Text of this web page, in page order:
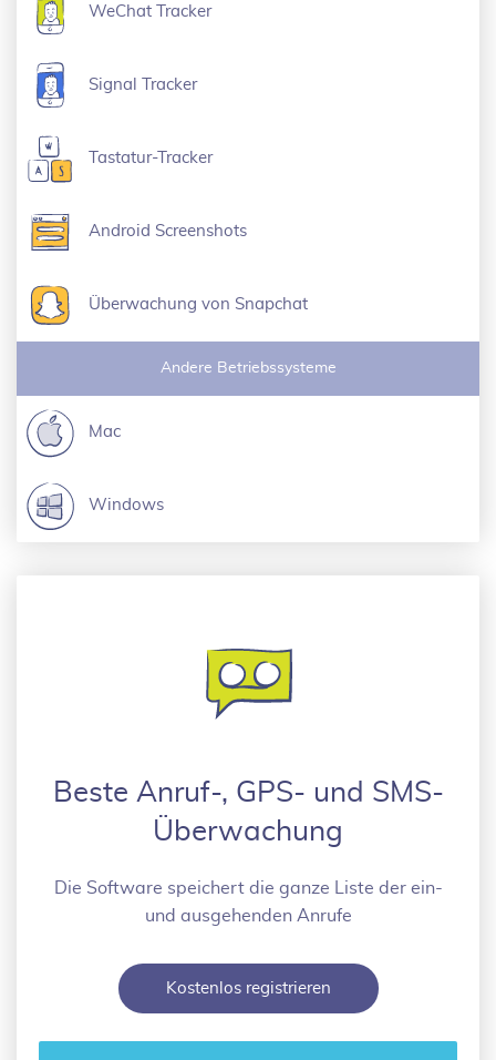
WeChat Tracker
Signal Tracker
Tastatur-Tracker
Android Screenshots
Überwachung von Snapchat
Andere Betriebssysteme
Mac
Windows
Beste Anruf-, GPS- und SMS-
Überwachung
Die Software speichert die ganze Liste der ein-
und ausgehenden Anrufe
Kostenlos registrieren